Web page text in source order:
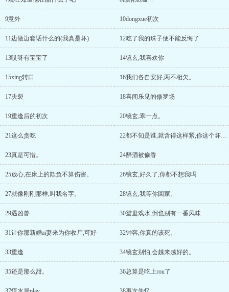
9意外 10dongxue初次
11边做边套话什么的(我真是坏) 12吃了我的珠子便不能反悔了
13哎呀有宝宝了 14镜玄,我喜欢你
15xing转口 16我们各自安好,两不相欠。
17决裂 18喜闻乐见的修罗场
19重逢后的初次 20镜玄,乖一点。
21这么贪吃 22都不知是谁,就含得这样紧,你这个坏小子!
23真是可惜。 24醉酒被偷香
25放心,在床上的欺负不算伤害。 26镜玄,好久了,你都不想我吗
27就像刚刚那样,叫我名字。 28镜玄,我等你回家。
29遇凶兽 30鸳鸯戏水,倒也别有一番风味
31让你那新婚ai妻来为你收尸,可好 32钟容,你真的该死。
33重逢 34镜玄别怕,会越来越好的。
35还是那么甜。 36总算是吃上rou了